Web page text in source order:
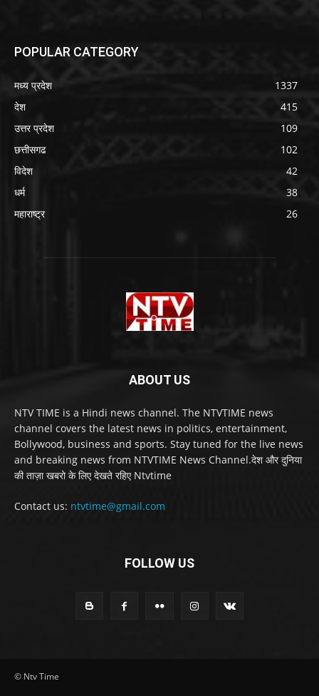
POPULAR CATEGORY
मध्य प्रदेश
1337
देश
415
उत्तर प्रदेश
109
छत्तीसगढ
102
विदेश
42
धर्म
38
महाराष्ट्र
26
ABOUT US
NTV TIME is a Hindi news channel. The NTVTIME news
channel covers the latest news in politics, entertainment,
Bollywood, business and sports. Stay tuned for the live news
and breaking news from NTVTIME News Channel.देश और दुनिया
की ताज़ा खबरो के लिए देखते रहिए Ntvtime
Contact us: ntvtime@gmail.com
FOLLOW US
© Ntv Time